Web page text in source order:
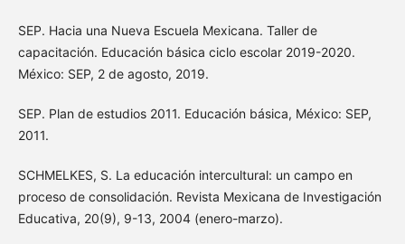
SEP. Hacia una Nueva Escuela Mexicana. Taller de
capacitación. Educación básica ciclo escolar 2019-2020.
México: SEP, 2 de agosto, 2019.
SEP. Plan de estudios 2011. Educación básica, México: SEP,
2011.
SCHMELKES, S. La educación intercultural: un campo en
proceso de consolidación. Revista Mexicana de Investigación
Educativa, 20(9), 9-13, 2004 (enero-marzo).